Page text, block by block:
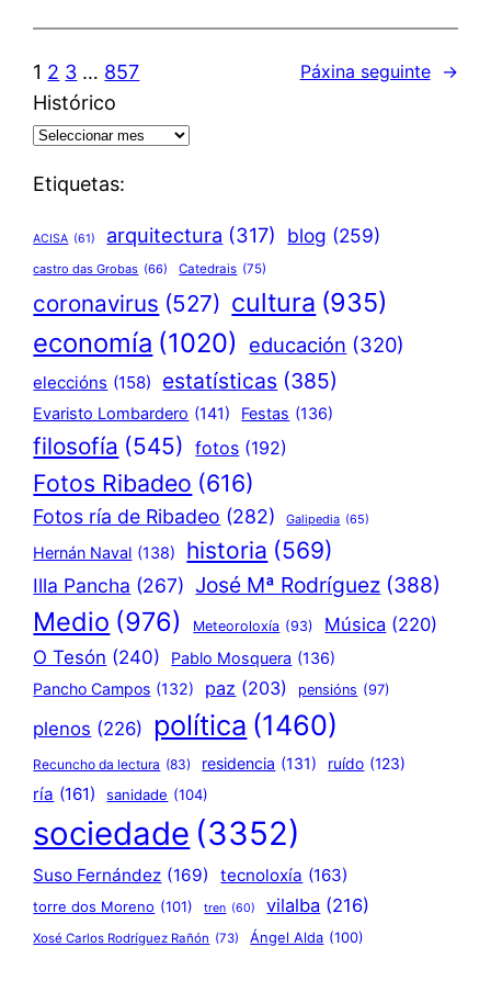
1 2 3 … 857 Páxina seguinte →
Histórico
Etiquetas:
ACISA (61) arquitectura (317) blog (259)
castro das Grobas (66) Catedrais (75)
coronavirus (527) cultura (935)
economía (1020) educación (320)
eleccións (158) estatísticas (385)
Evaristo Lombardero (141) Festas (136)
filosofía (545) fotos (192)
Fotos Ribadeo (616)
Fotos ría de Ribadeo (282) Galipedia (65)
Hernán Naval (138) historia (569)
Illa Pancha (267) José Mª Rodríguez (388)
Medio (976) Meteoroloxía (93) Música (220)
O Tesón (240) Pablo Mosquera (136)
Pancho Campos (132) paz (203) pensións (97)
plenos (226) política (1460)
Recuncho da lectura (83) residencia (131) ruído (123)
ría (161) sanidade (104)
sociedade (3352)
Suso Fernández (169) tecnoloxía (163)
torre dos Moreno (101) tren (60) vilalba (216)
Xosé Carlos Rodríguez Rañón (73) Ángel Alda (100)